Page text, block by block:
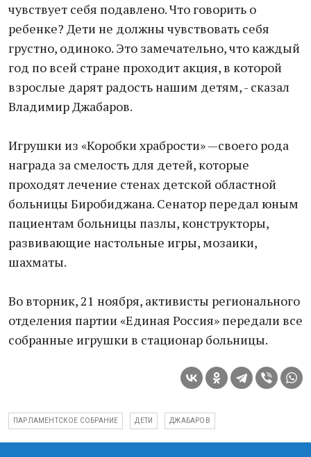
чувствует себя подавлено. Что говорить о
ребенке? Дети не должны чувствовать себя
грустно, одиноко. Это замечательно, что каждый
год по всей стране проходит акция, в которой
взрослые дарят радость нашим детям, - сказал
Владимир Джабаров.
Игрушки из «Коробки храбрости» —своего рода
награда за смелость для детей, которые
проходят лечение стенах детской областной
больницы Биробиджана. Сенатор передал юным
пациентам больницы пазлы, конструкторы,
развивающие настольные игры, мозаики,
шахматы.
Во вторник, 21 ноября, активисты регионального
отделения партии «Единая Россия» передали все
собранные игрушки в стационар больницы.
ПАРЛАМЕНТСКОЕ СОБРАНИЕ ДЕТИ ДЖАБАРОВ